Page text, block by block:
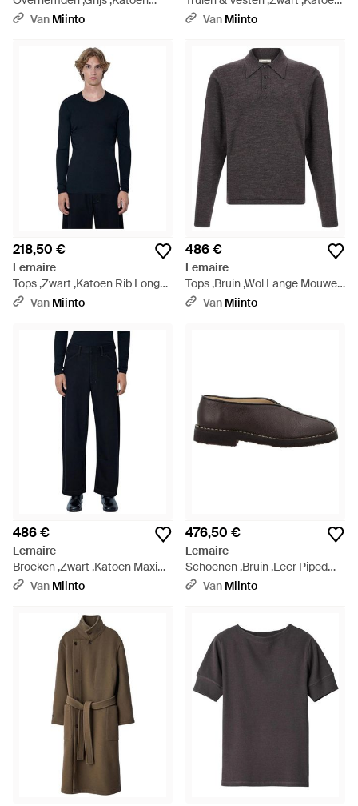
Fitted Top - Grijs
Van Miinto
Rib Long Sleeve Top - Zwart
Van Miinto
218,50 €
Lemaire
Tops ,Zwart ,Katoen Rib Long
Sleeve Top - Blauw
Van Miinto
486 €
Lemaire
Tops ,Bruin ,Wol Lange Mouwen
Poloshirt - Grijs
Van Miinto
486 €
Lemaire
Broeken ,Zwart ,Katoen Maxi
Werkbroek - Blauw
Van Miinto
476,50 €
Lemaire
Schoenen ,Bruin ,Leer Piped
Crepe Slippers - Bruin
Van Miinto